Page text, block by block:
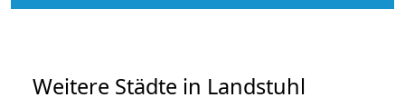
Weitere Städte in Landstuhl